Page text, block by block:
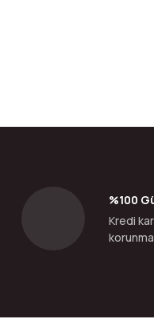
Ürün fiyatı diğer
Bu ürüne benzer farklı
%100
Kredi